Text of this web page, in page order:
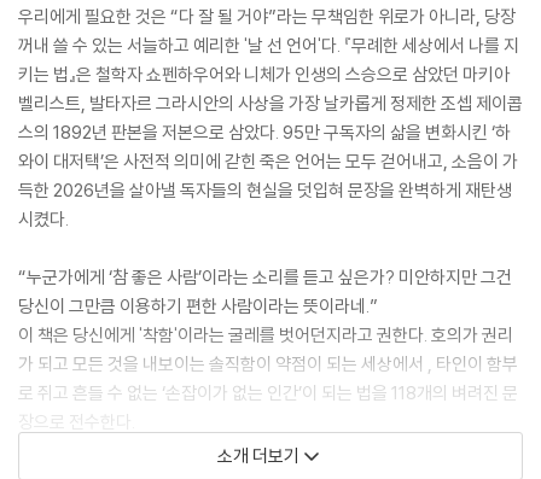
우리에게 필요한 것은 “다 잘 될 거야”라는 무책임한 위로가 아니라, 당장
꺼내 쓸 수 있는 서늘하고 예리한 '날 선 언어'다. 『무례한 세상에서 나를 지
키는 법』은 철학자 쇼펜하우어와 니체가 인생의 스승으로 삼았던 마키아
벨리스트, 발타자르 그라시안의 사상을 가장 날카롭게 정제한 조셉 제이콥
스의 1892년 판본을 저본으로 삼았다. 95만 구독자의 삶을 변화시킨 ‘하
와이 대저택’은 사전적 의미에 갇힌 죽은 언어는 모두 걷어내고, 소음이 가
득한 2026년을 살아낼 독자들의 현실을 덧입혀 문장을 완벽하게 재탄생
시켰다.
“누군가에게 ‘참 좋은 사람’이라는 소리를 듣고 싶은가? 미안하지만 그건
당신이 그만큼 이용하기 편한 사람이라는 뜻이라네.”
이 책은 당신에게 '착함'이라는 굴레를 벗어던지라고 권한다. 호의가 권리
가 되고 모든 것을 내보이는 솔직함이 약점이 되는 세상에서 , 타인이 함부
로 쥐고 흔들 수 없는 ‘손잡이가 없는 인간’이 되는 법을 118개의 벼려진 문
장으로 전수한다.
소개 더보기